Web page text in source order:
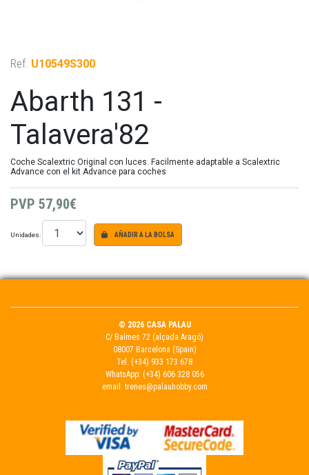
Ref. U10549S300
Abarth 131 -
Talavera'82
Coche Scalextric Original con luces. Facilmente adaptable a Scalextric
Advance con el kit Advance para coches
PVP 57,90€
Unidades: AÑADIR A LA BOLSA
© 2026 CASA PALAU
C/ Balmes 72 (alçada Aragó)
08007 Barcelona (Spain)
Tel. (+34) 933 173 678
WhatsApp: (+34) 606 328 056
email: trenes@palauhobby.com